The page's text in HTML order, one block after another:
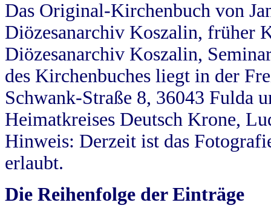
Das Original-Kirchenbuch von
Diözesanarchiv Koszalin, früher
Diözesanarchiv Koszalin,
des Kirchenbuches liegt in der
Schwank-Straße 8, 36043 Fulda
Heimatkreises Deutsch Krone,
Hinweis: Derzeit ist das
erlaubt.
Die Reihenfolge der Einträge